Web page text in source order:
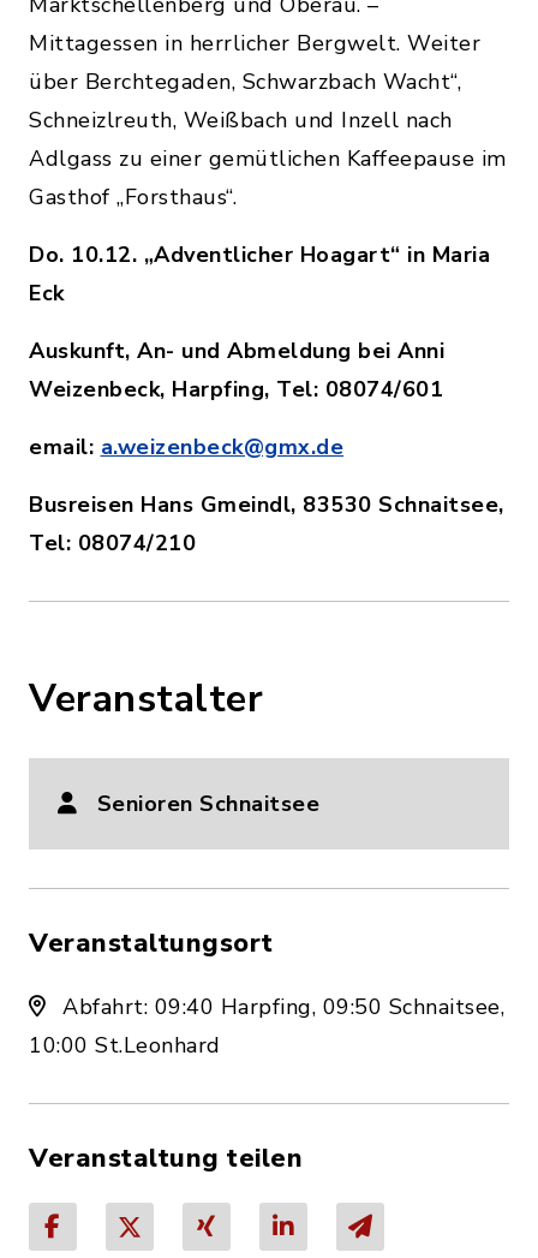
Mittagessen in herrlicher Bergwelt. Weiter
über Berchtegaden, Schwarzbach Wacht“,
Schneizlreuth, Weißbach und Inzell nach
Adlgass zu einer gemütlichen Kaffeepause im
Gasthof „Forsthaus“.
Do. 10.12. „Adventlicher Hoagart“ in Maria
Eck
Auskunft, An- und Abmeldung bei Anni
Weizenbeck, Harpfing, Tel: 08074/601
email: a.weizenbeck@gmx.de
Busreisen Hans Gmeindl, 83530 Schnaitsee,
Tel: 08074/210
Veranstalter
Senioren Schnaitsee
Veranstaltungsort
Abfahrt: 09:40 Harpfing, 09:50 Schnaitsee,
10:00 St.Leonhard
Veranstaltung teilen